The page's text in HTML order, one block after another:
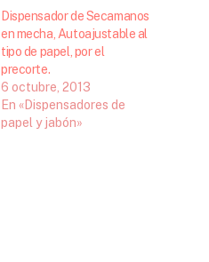
Dispensador de Secamanos
en mecha, Autoajustable al
tipo de papel, por el
precorte.
6 octubre, 2013
En «Dispensadores de
papel y jabón»